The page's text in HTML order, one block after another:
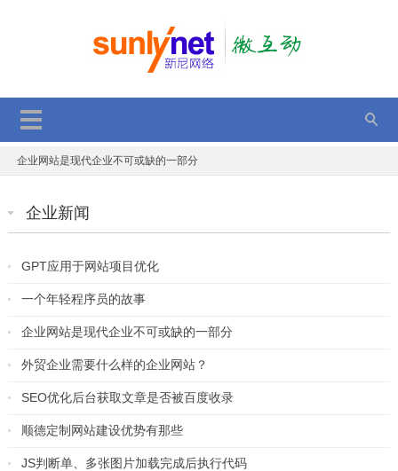
2017双11，双12，持续优惠中，错过再等一年
一个年轻程序员的故事
企业网站是现代企业不可或缺的一部分
JS判断单、多张图片加载完成后执行代码
电子商务平台的安全策略
微信小程序新能力：附近的小程序、成员管理功能升级
2017动态二维码的表现方法 分享与解读
2017双11，双12，持续优惠中，错过再等一年
企业新闻
GPT应用于网站项目优化
一个年轻程序员的故事
企业网站是现代企业不可或缺的一部分
外贸企业需要什么样的企业网站？
SEO优化后台获取文章是否被百度收录
顺德定制网站建设优势有那些
JS判断单、多张图片加载完成后执行代码